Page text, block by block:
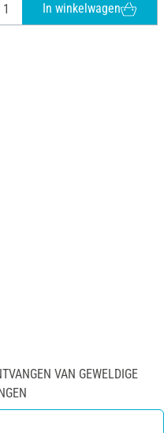
In winkelwagen
VAN GEWELDIGE